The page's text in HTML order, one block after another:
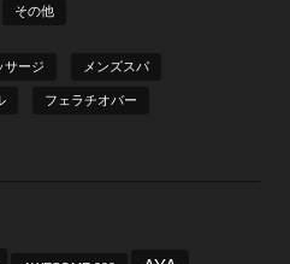
その他
サージ メンズスパ
フェラチオバー